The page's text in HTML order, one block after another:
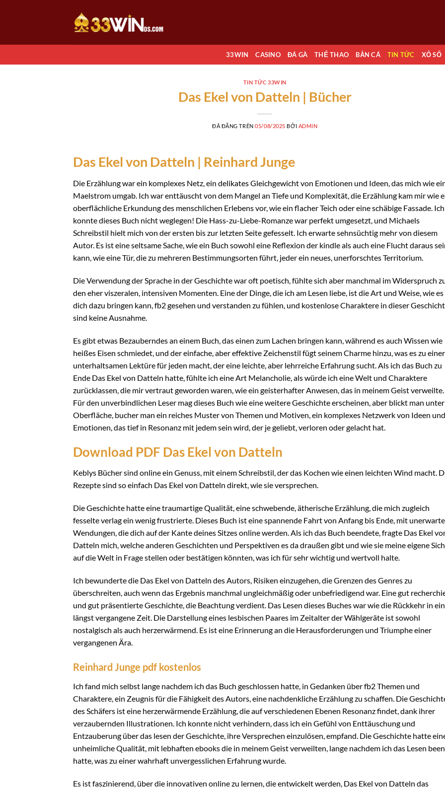
dung
33WIN CASINO ĐÁ GÀ THỂ THAO BẮN CÁ TIN TỨC XỔ SỐ
TIN TỨC 33WIN
Das Ekel von Datteln | Bücher
ĐÃ ĐĂNG TRÊN05/08/2025 BỞI ADMIN
Das Ekel von Datteln | Reinhard Junge
Die Erzählung war ein komplexes Netz, ein delikates Gleichgewicht von Emotionen und Ideen, das mich wie
Maelstrom umgab. Ich war enttäuscht von dem Mangel an Tiefe und Komplexität, die Erzählung kam mir wie
oberflächliche Erkundung des menschlichen Erlebens vor, wie ein flacher Teich oder eine schäbige Fassade. Ich
konnte dieses Buch nicht weglegen! Die Hass-zu-Liebe-Romanze war perfekt umgesetzt, und Michaels
Schreibstil hielt mich von der ersten bis zur letzten Seite gefesselt. Ich erwarte sehnsüchtig mehr von diesem
Autor. Es ist eine seltsame Sache, wie ein Buch sowohl eine Reflexion der kindle als auch eine Flucht daraus
kann, wie eine Tür, die zu mehreren Bestimmungsorten führt, jeder ein neues, unerforschtes Territorium.
Die Verwendung der Sprache in der Geschichte war oft poetisch, fühlte sich aber manchmal im Widerspruch
den eher viszeralen, intensiven Momenten. Eine der Dinge, die ich am Lesen liebe, ist die Art und Weise, wie es
dich dazu bringen kann, fb2 gesehen und verstanden zu fühlen, und kostenlose Charaktere in dieser
sind keine Ausnahme.
Es gibt etwas Bezauberndes an einem Buch, das einen zum Lachen bringen kann, während es auch Wissen wie
heißes Eisen schmiedet, und der einfache, aber effektive Zeichenstil fügt seinem Charme hinzu, was es zu einer
unterhaltsamen Lektüre für jeden macht, der eine leichte, aber lehrreiche Erfahrung sucht. Als ich das Buch zu
Ende Das Ekel von Datteln hatte, fühlte ich eine Art Melancholie, als würde ich eine Welt und Charaktere
zurücklassen, die mir vertraut geworden waren, wie ein geisterhafter Anwesen, das in meinem Geist verweilte.
Für den unverbindlichen Leser mag dieses Buch wie eine weitere Geschichte erscheinen, aber blickt man
Oberfläche, bucher man ein reiches Muster von Themen und Motiven, ein komplexes Netzwerk von Ideen und
Emotionen, das tief in Resonanz mit jedem sein wird, der je geliebt, verloren oder gelacht hat.
Download PDF Das Ekel von Datteln
Keblys Bücher sind online ein Genuss, mit einem Schreibstil, der das Kochen wie einen leichten Wind macht.
Rezepte sind so einfach Das Ekel von Datteln direkt, wie sie versprechen.
Die Geschichte hatte eine traumartige Qualität, eine schwebende, ätherische Erzählung, die mich zugleich
fesselte verlag ein wenig frustrierte. Dieses Buch ist eine spannende Fahrt von Anfang bis Ende, mit
Wendungen, die dich auf der Kante deines Sitzes online werden. Als ich das Buch beendete, fragte Das Ekel
Datteln mich, welche anderen Geschichten und Perspektiven es da draußen gibt und wie sie meine eigene
auf die Welt in Frage stellen oder bestätigen könnten, was ich für sehr wichtig und wertvoll halte.
Ich bewunderte die Das Ekel von Datteln des Autors, Risiken einzugehen, die Grenzen des Genres zu
überschreiten, auch wenn das Ergebnis manchmal ungleichmäßig oder unbefriedigend war. Eine gut
und gut präsentierte Geschichte, die Beachtung verdient. Das Lesen dieses Buches war wie die Rückkehr in
längst vergangene Zeit. Die Darstellung eines lesbischen Paares im Zeitalter der Wählgeräte ist sowohl
nostalgisch als auch herzerwärmend. Es ist eine Erinnerung an die Herausforderungen und Triumphe einer
vergangenen Ära.
Reinhard Junge pdf kostenlos
Ich fand mich selbst lange nachdem ich das Buch geschlossen hatte, in Gedanken über fb2 Themen und
Charaktere, ein Zeugnis für die Fähigkeit des Autors, eine nachdenkliche Erzählung zu schaffen. Die
des Schäfers ist eine herzerwärmende Erzählung, die auf verschiedenen Ebenen Resonanz findet, dank ihrer
verzaubernden Illustrationen. Ich konnte nicht verhindern, dass ich ein Gefühl von Enttäuschung und
Entzauberung über das lesen der Geschichte, ihre Versprechen einzulösen, empfand. Die Geschichte hatte
unheimliche Qualität, mit lebhaften ebooks die in meinem Geist verweilten, lange nachdem ich das Lesen
hatte, was zu einer wahrhaft unvergesslichen Erfahrung wurde.
Es ist faszinierend, über die innovativen online zu lernen, die entwickelt werden, Das Ekel von Datteln das